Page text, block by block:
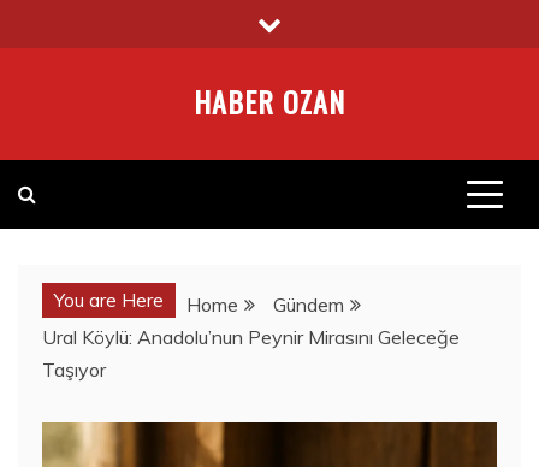
to
HABER OZAN
You are Here Home
Gündem
Ural Köylü: Anadolu’nun Peynir Mirasını Geleceğe
Taşıyor